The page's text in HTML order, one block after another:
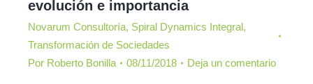
evolución e importancia
Novarum Consultoría, Spiral Dynamics Integral,
Transformación de Sociedades
Por Roberto Bonilla 08/11/2018 Deja un comentario